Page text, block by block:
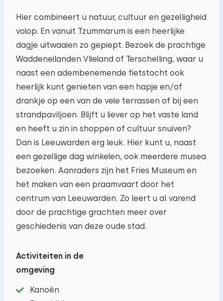
Reisgezelschap
woningen op dit vakantiepark is 6.U kunt extra
baby's meenemen (2).
Aantal volwassenen − +
− +
Aantal huisdieren
Hier combineert u natuur, cultuur en gezelligheid
volop. En vanuit Tzummarum is een heerlijke
dagje uitwaaien zo gepiept. Bezoek de prachtige
Waddeneilanden Vlieland of Terschelling, waar u
naast een adembenemende fietstocht ook
heerlijk kunt genieten van een hapje en/of
drankje op een van de vele terrassen of bij een
strandpaviljoen. Blijft u liever op het vaste land
en heeft u zin in shoppen of cultuur snuiven?
Dan is Leeuwarden erg leuk. Hier kunt u, naast
een gezellige dag winkelen, ook meerdere musea
bezoeken. Aanraders zijn het Fries Museum en
het maken van een praamvaart door het
centrum van Leeuwarden. Zo leert u al varend
door de prachtige grachten meer over
geschiedenis van deze oude stad.
Activiteiten in de
omgeving
Kanoën